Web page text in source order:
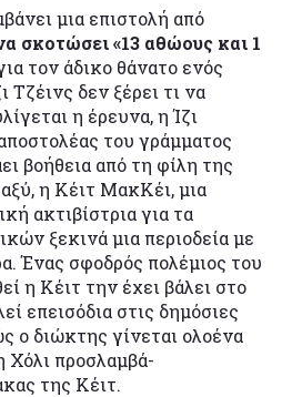
μια επιστολή από
σκοτώσει «13 αθώους και 1
τον άδικο θάνατο ενός
Τζέινς δεν ξέρει τι να
η έρευνα, η Ίζι
του γράμματος
βοήθεια από τη φίλη της
η Κέιτ ΜακΚέι, μια
ακτιβίστρια για τα
ξεκινά μια περιοδεία με
Ένας σφοδρός πολέμιος του
η Κέιτ την έχει βάλει στο
επεισόδια στις δημόσιες
ο διώκτης γίνεται ολοένα
Χόλι προσλαμβά-
της Κέιτ.